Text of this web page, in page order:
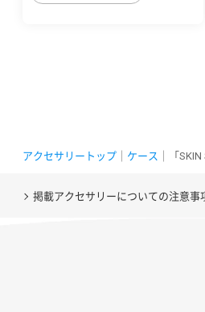
アクセサリートップ ケース ｜「
掲載アクセサリーについての注意事